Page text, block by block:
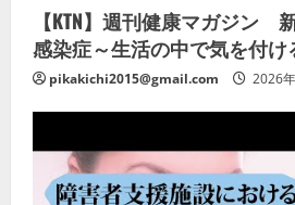
【KTN】週刊健康マガジン
感染症～生活の中で気を付け
pikakichi2015@gmail.com 2026